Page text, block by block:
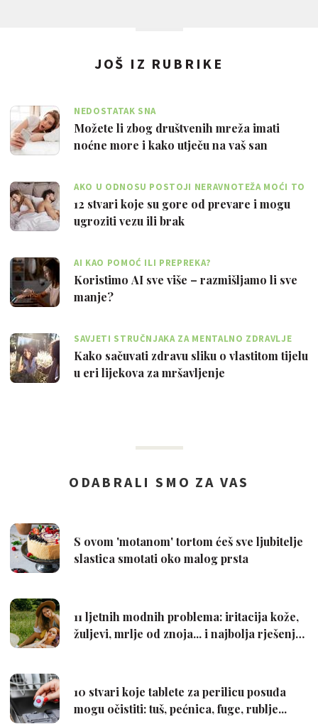
JOŠ IZ RUBRIKE
NEDOSTATAK SNA
Možete li zbog društvenih mreža imati
noćne more i kako utječu na vaš san
AKO U ODNOSU POSTOJI NERAVNOTEŽA MOĆI TO
JE VELIKI PROBLEM
12 stvari koje su gore od prevare i mogu
ugroziti vezu ili brak
AI KAO POMOĆ ILI PREPREKA?
Koristimo AI sve više – razmišljamo li sve
manje?
SAVJETI STRUČNJAKA ZA MENTALNO ZDRAVLJE
Kako sačuvati zdravu sliku o vlastitom tijelu
u eri lijekova za mršavljenje